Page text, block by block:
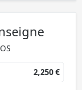
2,250 €